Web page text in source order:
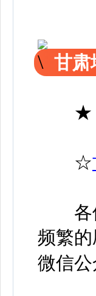
甘肃
★
☆
频繁
微信